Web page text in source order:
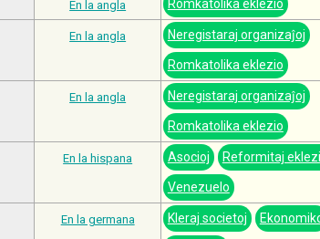
En la angla Romkatolika eklezio
En la angla Neregistaraj organizaĵoj
Romkatolika eklezio
En la angla Neregistaraj organizaĵoj
Romkatolika eklezio
En la hispana Asocioj Reformitaj
Venezuelo
En la germana Kleraj societoj